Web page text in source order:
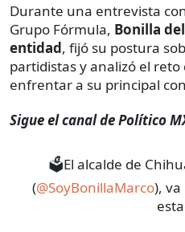
Durante una entrevista
Grupo Fórmula, Bonilla
entidad, fijó su postura
partidistas y analizó el
enfrentar a su principal
Sigue el canal de Político
🗳️El alcalde de
(@SoyBonillaMarco),